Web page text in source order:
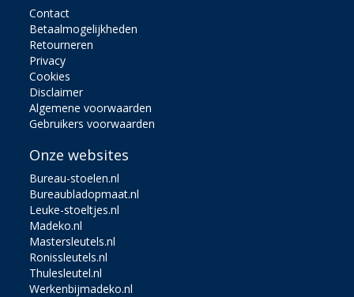
Contact
Betaalmogelijkheden
Retourneren
Privacy
Cookies
Disclaimer
Algemene voorwaarden
Gebruikers voorwaarden
Onze websites
Bureau-stoelen.nl
Bureaubladopmaat.nl
Leuke-stoeltjes.nl
Madeko.nl
Mastersleutels.nl
Ronissleutels.nl
Thulesleutel.nl
Werkenbijmadeko.nl